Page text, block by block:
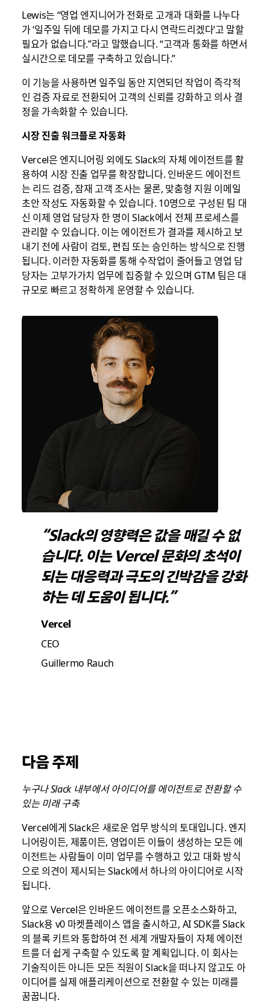
Lewis는 “영업 엔지니어가 전화로 고개과 대화를 나누다
가 ‘일주일 뒤에 데모를 가지고 다시 연락드리겠다’고 말할
필요가 없습니다.”라고 말했습니다. “고객과 통화를 하면서
실시간으로 데모를 구축하고 있습니다.”
이 기능을 사용하면 일주일 동안 지연되던 작업이 즉각적
인 검증 자료로 전환되어 고객의 신뢰를 강화하고 의사 결
정을 가속화할 수 있습니다.
시장 진출 워크플로 자동화
Vercel은 엔지니어링 외에도 Slack의 자체 에이전트를 활
용하여 시장 진출 업무를 확장합니다. 인바운드 에이전트
는 리드 검증, 잠재 고객 조사는 물론, 맞춤형 지원 이메일
초안 작성도 자동화할 수 있습니다. 10명으로 구성된 팀 대
신 이제 영업 담당자 한 명이 Slack에서 전체 프로세스를
관리할 수 있습니다. 이는 에이전트가 결과를 제시하고 보
내기 전에 사람이 검토, 편집 또는 승인하는 방식으로 진행
됩니다. 이러한 자동화를 통해 수작업이 줄어들고 영업 담
당자는 고부가가치 업무에 집중할 수 있으며 GTM 팀은 대
규모로 빠르고 정확하게 운영할 수 있습니다.
“Slack의 영향력은 값을 매길 수 없
습니다. 이는 Vercel 문화의 초석이
되는 대응력과 극도의 긴박감을 강화
하는 데 도움이 됩니다.”
Vercel
CEO
Guillermo Rauch
다음 주제
누구나 Slack 내부에서 아이디어를 에이전트로 전환할 수
있는 미래 구축
Vercel에게 Slack은 새로운 업무 방식의 토대입니다. 엔지
니어링이든, 제품이든, 영업이든 이들이 생성하는 모든 에
이전트는 사람들이 이미 업무를 수행하고 있고 대화 방식
으로 의견이 제시되는 Slack에서 하나의 아이디어로 시작
됩니다.
앞으로 Vercel은 인바운드 에이전트를 오픈소스화하고,
Slack용 v0 마켓플레이스 앱을 출시하고, AI SDK를 Slack
의 블록 키트와 통합하여 전 세계 개발자들이 자체 에이전
트를 더 쉽게 구축할 수 있도록 할 계획입니다. 이 회사는
기술직이든 아니든 모든 직원이 Slack을 떠나지 않고도 아
이디어를 실제 애플리케이션으로 전환할 수 있는 미래를
꿈꿉니다.